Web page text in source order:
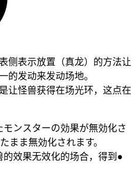
侧表示放置（真龙）的方法让
的发动来发动场地。
让怪兽获得在场光环，这点在
ンスターの効果が無効化さ
まま無効化されます。
效果无效化的场合，得到●